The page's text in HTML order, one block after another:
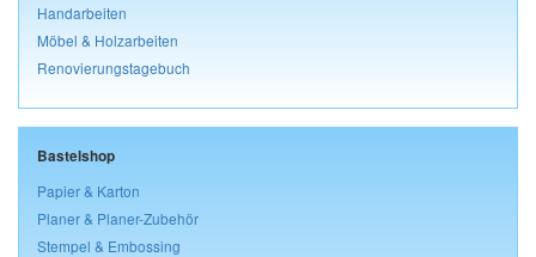
Handarbeiten
Möbel & Holzarbeiten
Renovierungstagebuch
Bastelshop
Papier & Karton
Planer & Planer-Zubehör
Stempel & Embossing